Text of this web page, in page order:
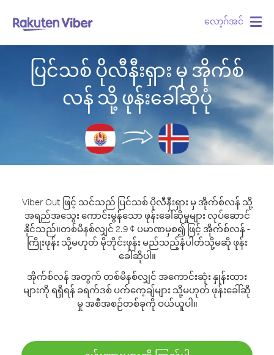
လော့ဂ်အင်
ပြင်သစ် ပိုလီနီးရှား မှ အိုက်စ်
လန် သို့ ဖုန်းခေါ်ဆိုပုံ
Viber Out ဖြင့် သင်သည် ပြင်သစ် ပိုလီနီးရှား မှ အိုက်စ်လန် သို့
အရည်အသွေး ကောင်းမွန်သော ဖုန်းခေါ်ဆိုမှုများ လုပ်ဆောင်
နိုင်သည်။တစ်မိနစ်လျှင် 2.9 ¢ ပမာဏမှစ၍ ဖြင့် အိုက်စ်လန် -
ကြိုးဖုန်း သို့မဟုတ် မိုဘိုင်းဖုန်း မည်သည့်နံပါတ်သို့မဆို ဖုန်း
ခေါ်ဆိုပါ။
အိုက်စ်လန် အတွက် တစ်မိနစ်လျှင် အကောင်းဆုံး နှုန်းထား
များကို ရရှိရန် ခရက်ဒစ် ပက်ကေ့ချ်များ သို့မဟုတ် ဖုန်းခေါ်ဆို
မှု အစီအစဉ်တစ်ခုကို ဝယ်ယူပါ။